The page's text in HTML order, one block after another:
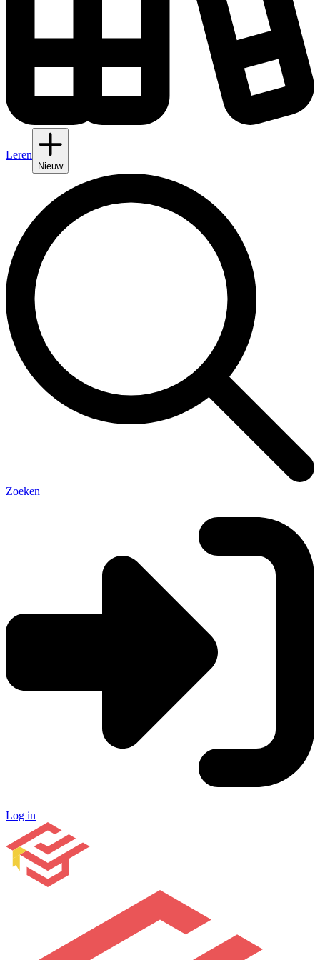
Leren
Nieuw
Zoeken
Log in